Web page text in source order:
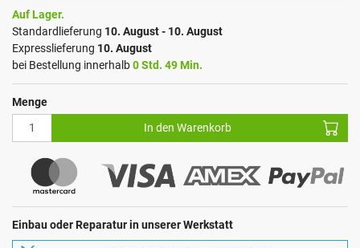
Auf Lager.
Standardlieferung 10. August - 10. August
Expresslieferung 10. August
bei Bestellung innerhalb0 Std. 49 Min.
Menge
In den Warenkorb
Einbau oder Reparatur in unserer Werkstatt